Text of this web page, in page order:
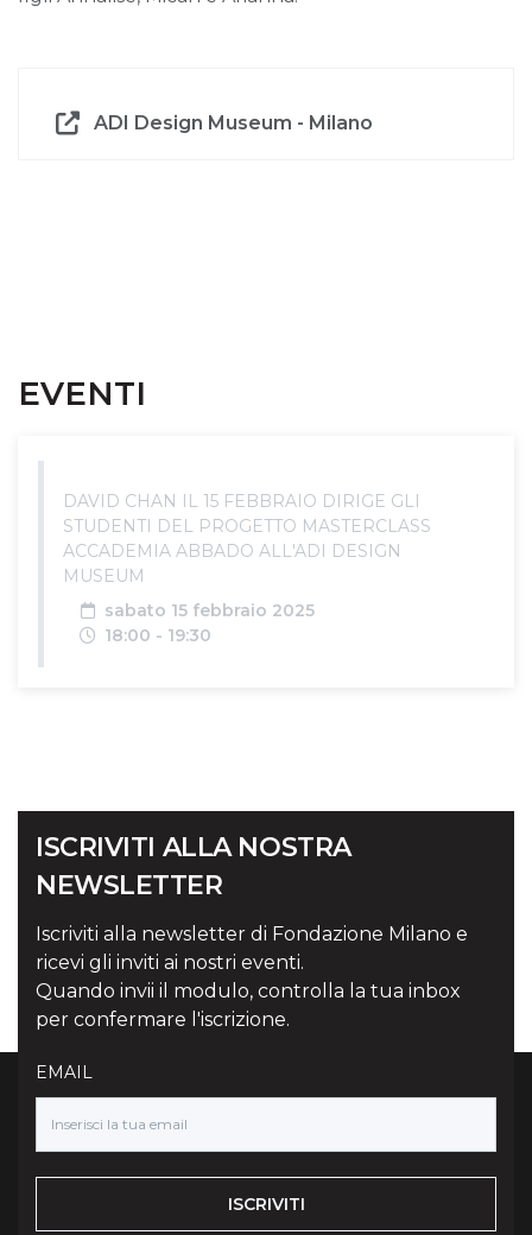
ADI Design Museum - Milano
EVENTI
DAVID CHAN IL 15 FEBBRAIO DIRIGE GLI
STUDENTI DEL PROGETTO MASTERCLASS
ACCADEMIA ABBADO ALL'ADI DESIGN
MUSEUM
Data
sabato 15 febbraio 2025
Orari
18:00 - 19:30
ISCRIVITI ALLA NOSTRA
NEWSLETTER
Iscriviti alla newsletter di Fondazione Milano e
ricevi gli inviti ai nostri eventi.
Quando invii il modulo, controlla la tua inbox
per confermare l'iscrizione.
EMAIL
ISCRIVITI